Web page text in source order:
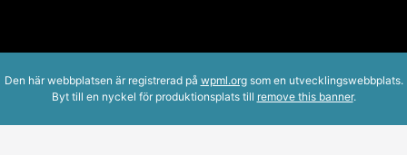
Den här webbplatsen är registrerad på wpml.orgsom en utvecklingswebbplats.
Byt till en nyckel för produktionsplats till remove this banner.